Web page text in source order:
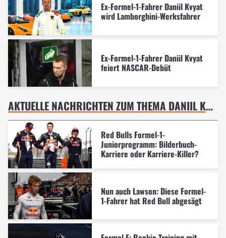
Ex-Formel-1-Fahrer Daniil Kvyat
wird Lamborghini-Werksfahrer
Ex-Formel-1-Fahrer Daniil Kvyat
feiert NASCAR-Debüt
AKTUELLE NACHRICHTEN ZUM THEMA DANIIL KVYAT
Red Bulls Formel-1-
Juniorprogramm: Bilderbuch-
Karriere oder Karriere-Killer?
Nun auch Lawson: Diese Formel-
1-Fahrer hat Red Bull abgesägt